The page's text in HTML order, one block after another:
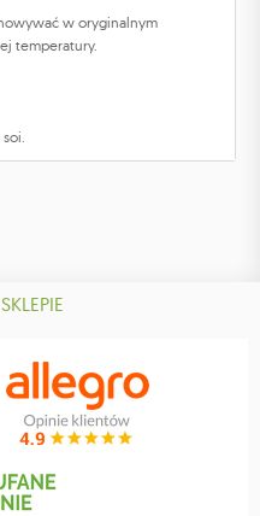
w oryginalnym
temperatury.